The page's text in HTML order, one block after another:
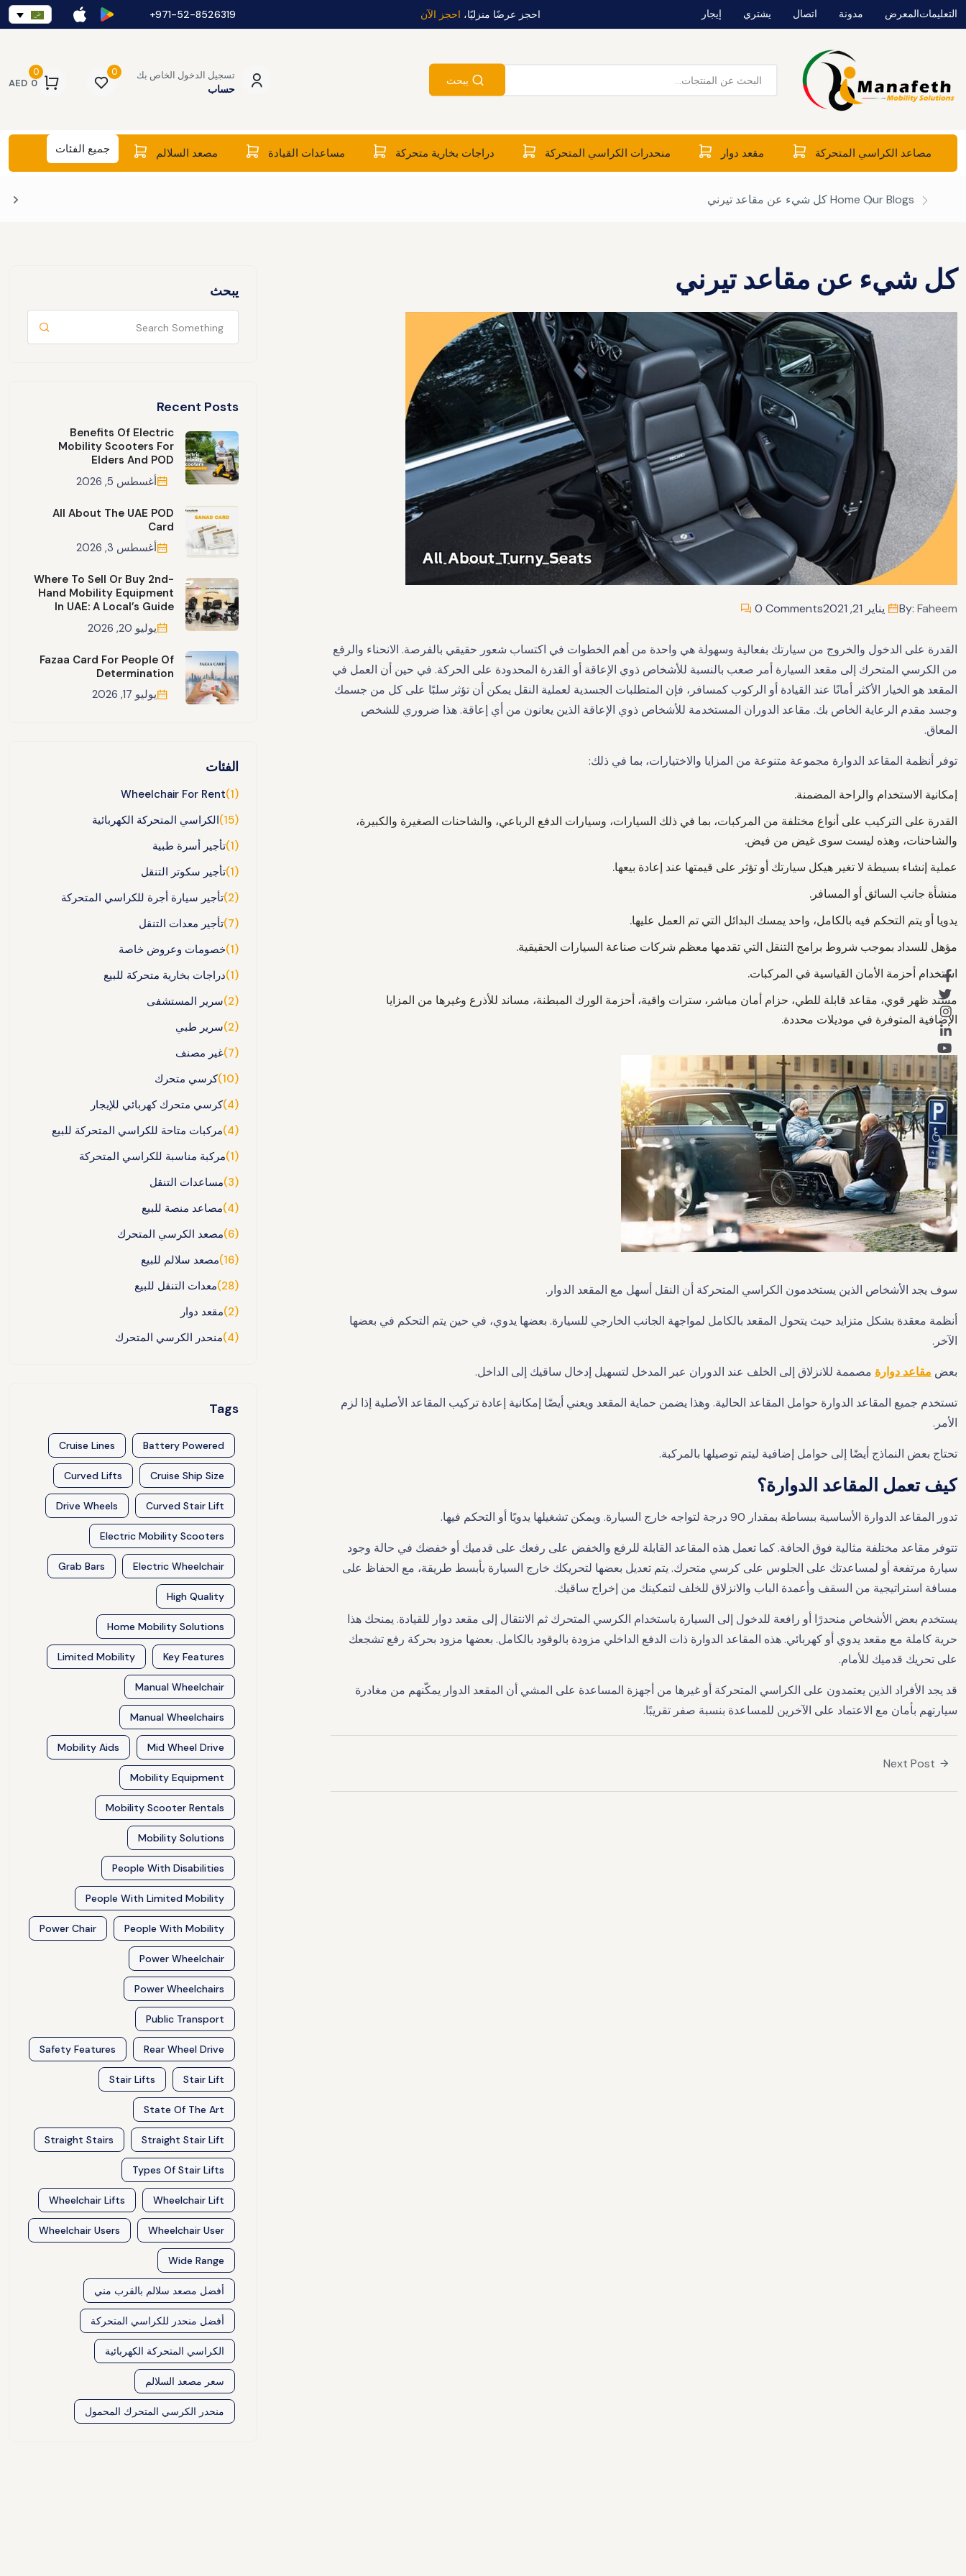
التعليماتالمعرض مدونة اتصال يشتري إيجار احجز عرضًا منزليًا، احجز الآن
يبحث تسجيل الدخول الخاص بك
حساب
0
0
AED 0
مصاعد الكراسي المتحركة مقعد دوار منحدرات الكراسي المتحركة دراجات بخارية متحركة مساعدات القيادة مصعد السلالم جميع الفئات
Home Our Blogs كل شيء عن مقاعد تيرني
كل شيء عن مقاعد تيرني
By: Faheem يناير 21, 2021 0 Comments
القدرة على الدخول والخروج من سيارتك بفعالية وسهولة هي واحدة من أهم الخطوات في اكتساب شعور حقيقي بالفرصة. الانحناء والرفع
من الكرسي المتحرك إلى مقعد السيارة أمر صعب بالنسبة للأشخاص ذوي الإعاقة أو القدرة المحدودة على الحركة. في حين أن العمل في
المقعد هو الخيار الأكثر أمانًا عند القيادة أو الركوب كمسافر، فإن المتطلبات الجسدية لعملية النقل يمكن أن تؤثر سلبًا على كل من جسمك
وجسد مقدم الرعاية الخاص بك. مقاعد الدوران المستخدمة للأشخاص ذوي الإعاقة الذين يعانون من أي إعاقة. هذا ضروري للشخص
المعاق.
توفر أنظمة المقاعد الدوارة مجموعة متنوعة من المزايا والاختيارات، بما في ذلك:
إمكانية الاستخدام والراحة المضمنة.
القدرة على التركيب على أنواع مختلفة من المركبات، بما في ذلك السيارات، وسيارات الدفع الرباعي، والشاحنات الصغيرة والكبيرة،
والشاحنات، وهذه ليست سوى غيض من فيض.
عملية إنشاء بسيطة لا تغير هيكل سيارتك أو تؤثر على قيمتها عند إعادة بيعها.
منشأة جانب السائق أو المسافر.
يدويا أو يتم التحكم فيه بالكامل، واحد يمسك البدائل التي تم العمل عليها.
مؤهل للسداد بموجب شروط برامج التنقل التي تقدمها معظم شركات صناعة السيارات الحقيقية.
استخدام أحزمة الأمان القياسية في المركبات.
مسند ظهر قوي، مقاعد قابلة للطي، حزام أمان مباشر، سترات واقية، أحزمة الورك المبطنة، مساند للأذرع وغيرها من المزايا
الإضافية المتوفرة في موديلات محددة.
سوف يجد الأشخاص الذين يستخدمون الكراسي المتحركة أن النقل أسهل مع المقعد الدوار.
أنظمة معقدة بشكل متزايد حيث يتحول المقعد بالكامل لمواجهة الجانب الخارجي للسيارة. بعضها يدوي، في حين يتم التحكم في بعضها
الآخر.
بعض مقاعد دوارة مصممة للانزلاق إلى الخلف عند الدوران عبر المدخل لتسهيل إدخال ساقيك إلى الداخل.
تستخدم جميع المقاعد الدوارة حوامل المقاعد الحالية. وهذا يضمن حماية المقعد ويعني أيضًا إمكانية إعادة تركيب المقاعد الأصلية إذا لزم
الأمر.
تحتاج بعض النماذج أيضًا إلى حوامل إضافية ليتم توصيلها بالمركبة.
كيف تعمل المقاعد الدوارة؟
تدور المقاعد الدوارة الأساسية ببساطة بمقدار 90 درجة لتواجه خارج السيارة. ويمكن تشغيلها يدويًا أو التحكم فيها.
تتوفر مقاعد مختلفة مثالية فوق الحافة. ​​كما تعمل هذه المقاعد القابلة للرفع والخفض على رفعك على قدميك أو خفضك في حالة وجود
سيارة مرتفعة أو لمساعدتك على الجلوس على كرسي متحرك. يتم تعديل بعضها لتحريكك خارج السيارة بأبسط طريقة، مع الحفاظ على
مسافة استراتيجية من السقف وأعمدة الباب والانزلاق للخلف لتمكينك من إخراج ساقيك.
يستخدم بعض الأشخاص منحدرًا أو رافعة للدخول إلى السيارة باستخدام الكرسي المتحرك ثم الانتقال إلى مقعد دوار للقيادة. يمنحك هذا
حرية كاملة مع مقعد يدوي أو كهربائي. هذه المقاعد الدوارة ذات الدفع الداخلي مزودة بالوقود بالكامل. بعضها مزود بحركة رفع تشجعك
على تحريك قدميك للأمام.
قد يجد الأفراد الذين يعتمدون على الكراسي المتحركة أو غيرها من أجهزة المساعدة على المشي أن المقعد الدوار يمكّنهم من مغادرة
سيارتهم بأمان مع الاعتماد على الآخرين للمساعدة بنسبة صفر تقريبًا.
Next Post
يبحث
Recent Posts
Benefits Of Electric
Mobility Scooters For
Elders And POD
أغسطس 5, 2026
All About The UAE POD
Card
أغسطس 3, 2026
Where To Sell Or Buy 2nd-
Hand Mobility Equipment
In UAE: A Local’s Guide
يوليو 20, 2026
Fazaa Card For People Of
Determination
يوليو 17, 2026
الفئات
Wheelchair For Rent
(1)
الكراسي المتحركة الكهربائية
(15)
تأجير أسرة طبية
(1)
تأجير سكوتر التنقل
(1)
تأجير سيارة أجرة للكراسي المتحركة
(2)
تأجير معدات التنقل
(7)
خصومات وعروض خاصة
(1)
دراجات بخارية متحركة للبيع
(1)
سرير المستشفى
(2)
سرير طبي
(2)
غير مصنف
(7)
كرسي متحرك
(10)
كرسي متحرك كهربائي للإيجار
(4)
مركبات متاحة للكراسي المتحركة للبيع
(4)
مركبة مناسبة للكراسي المتحركة
(1)
مساعدات التنقل
(3)
مصاعد منصة للبيع
(4)
مصعد الكرسي المتحرك
(6)
مصعد سلالم للبيع
(16)
معدات التنقل للبيع
(28)
مقعد دوار
(2)
منحدر الكرسي المتحرك
(4)
Tags
Battery Powered
Cruise Lines
Cruise Ship Size
Curved Lifts
Curved Stair Lift
Drive Wheels
Electric Mobility Scooters
Electric Wheelchair
Grab Bars
High Quality
Home Mobility Solutions
Key Features
Limited Mobility
Manual Wheelchair
Manual Wheelchairs
Mid Wheel Drive
Mobility Aids
Mobility Equipment
Mobility Scooter Rentals
Mobility Solutions
People With Disabilities
People With Limited Mobility
People With Mobility
Power Chair
Power Wheelchair
Power Wheelchairs
Public Transport
Rear Wheel Drive
Safety Features
Stair Lift
Stair Lifts
State Of The Art
Straight Stair Lift
Straight Stairs
Types Of Stair Lifts
Wheelchair Lift
Wheelchair Lifts
Wheelchair User
Wheelchair Users
Wide Range
أفضل مصعد سلالم بالقرب مني
أفضل منحدر للكراسي المتحركة
الكراسي المتحركة الكهربائية
سعر مصعد السلالم
منحدر الكرسي المتحرك المحمول